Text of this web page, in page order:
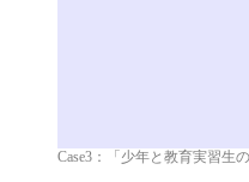
Case3：「少年と教育実習生